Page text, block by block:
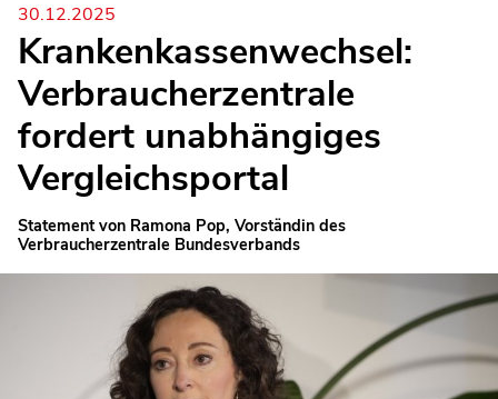
30.12.2025
Krankenkassenwechsel:
Verbraucherzentrale
fordert unabhängiges
Vergleichsportal
Statement von Ramona Pop, Vorständin des
Verbraucherzentrale Bundesverbands